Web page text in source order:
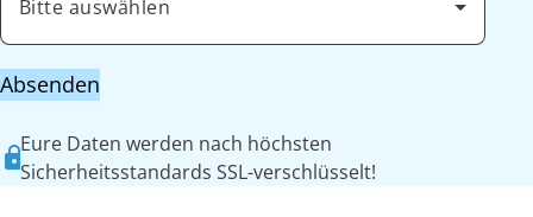
Bitte auswählen
Absenden
Eure Daten werden nach höchsten
Sicherheitsstandards SSL-verschlüsselt!